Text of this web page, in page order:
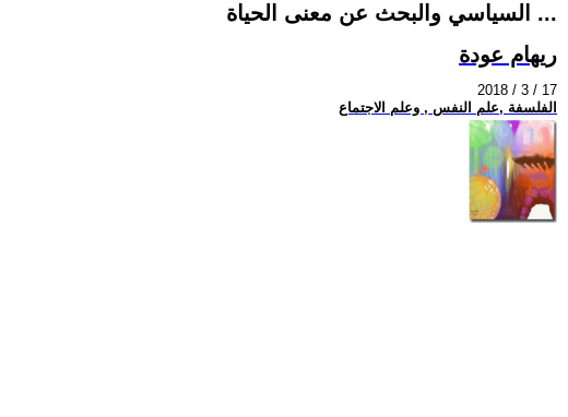
السياسي والبحث عن معنى الحياة ...
ريهام عودة
2018 / 3 / 17
الفلسفة ,علم النفس , وعلم الاجتماع